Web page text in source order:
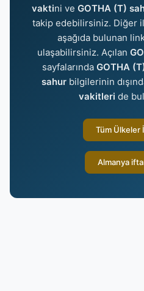
vaktini ve GOTHA (T)
takip edebilirsiniz. Diğer
aşağıda bulunan
ulaşabilirsiniz. Açılan
sayfalarında GOTHA
sahur bilgilerinin
vakitleri de
Tüm Ülkeler
Almanya